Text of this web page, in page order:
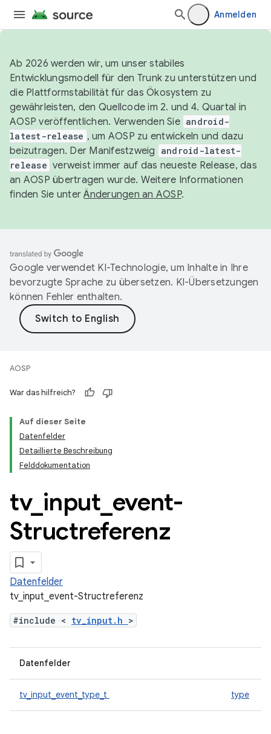
Anmelden
Ab 2026 werden wir, um unser stabiles
Entwicklungsmodell für den Trunk zu unterstützen und
die Plattformstabilität für das Ökosystem zu
gewährleisten, den Quellcode im 2. und 4. Quartal in
AOSP veröffentlichen. Verwenden Sie android-
latest-release , um AOSP zu entwickeln und dazu
beizutragen. Der Manifestzweig
android-latest-
release verweist immer auf das neueste Release, das
an AOSP übertragen wurde. Weitere Informationen
finden Sie unterÄnderungen an AOSP.
Google verwendet KI-Technologie, um Inhalte in Ihre
bevorzugte Sprache zu übersetzen. KI-Übersetzungen
können Fehler enthalten.
AOSP
War das hilfreich?
Auf dieser Seite
Datenfelder
Detaillierte Beschreibung
Felddokumentation
tv_ input event-
Structreferenz
Datenfelder
tv_input_event-Structreferenz
#include < tv_input.h >
Datenfelder
tv_input_event_type_t type